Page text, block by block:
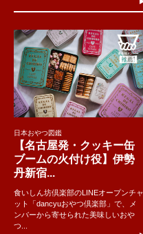
日本おやつ図鑑
【名古屋発・クッキー缶
ブームの火付け役】伊勢
丹新宿...
食いしん坊倶楽部のLINEオープンチャ
ット「dancyuおやつ倶楽部」で、メ
ンバーから寄せられた美味しいおや
つ...